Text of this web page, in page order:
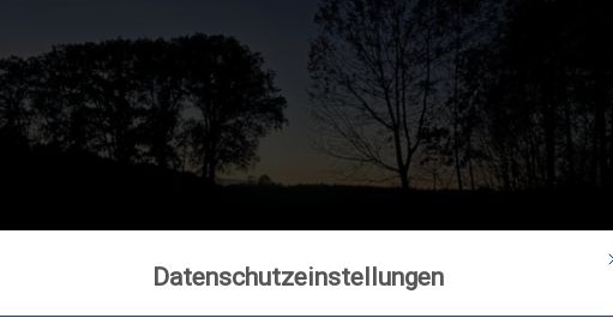
Datenschutzeinstellungen